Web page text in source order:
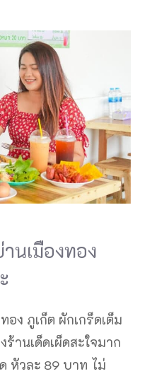
นเมืองทอง
ง ภูเก็ต ผักเกร็ดเต็ม
านเด็ดเผ็ดสะใจมาก
หัวละ 89 บาท ไม่